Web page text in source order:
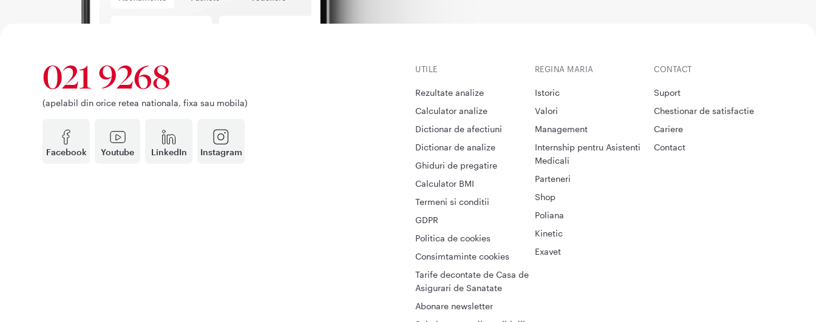
Facebook Youtube LinkedIn Instagram
021 9268
(apelabil din orice retea nationala, fixa sau mobila)
UTILE
Rezultate analize
Calculator analize
Dictionar de afectiuni
Dictionar de analize
Ghiduri de pregatire
Calculator BMI
Termeni si conditii
GDPR
Politica de cookies
Consimtaminte cookies
Tarife decontate de Casa de
Asigurari de Sanatate
Abonare newsletter
CONTACT
Suport
Chestionar de satisfactie
Cariere
Contact
REGINA MARIA
Istoric
Valori
Management
Internship pentru Asistenti
Medicali
Parteneri
Shop
Poliana
Kinetic
Exavet